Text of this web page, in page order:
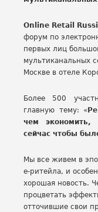
Online Retail
форум по
первых лиц
мультиканальных
Москве в отеле
Более 500
главную тему: «
чем экономить,
сейчас чтобы
Мы все живем в
е-ритейла, и
хорошая новость.
процветать
отточившие свои